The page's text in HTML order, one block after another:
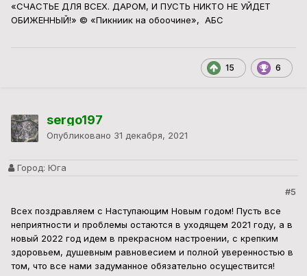
«СЧАСТЬЕ ДЛЯ ВСЕХ. ДАРОМ, И ПУСТЬ НИКТО НЕ УЙДЕТ
ОБИЖЕННЫЙ!» © «Пикниик на обоочине», АБС
15 6
sergo197
Опубликовано 31 декабря, 2021
Город: Юга
#5
Всех поздравляем с Наступающим Новым годом! Пусть все
неприятности и проблемы остаются в уходящем 2021 году, а в
новый 2022 год идем в прекрасном настроении, с крепким
здоровьем, душевным равновесием и полной уверенностью в
том, что все нами задуманное обязательно осуществится!